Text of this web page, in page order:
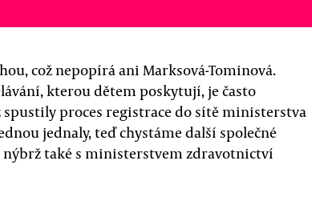
což nepopírá ani Marksová-Tominová.
kterou dětem poskytují, je často
spustily proces registrace do sítě ministerstva
jednaly, teď chystáme další společné
také s ministerstvem zdravotnictví